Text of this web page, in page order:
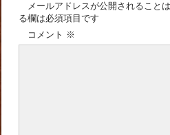
メールアドレスが公開されることは
る欄は必須項目です
コメント ※